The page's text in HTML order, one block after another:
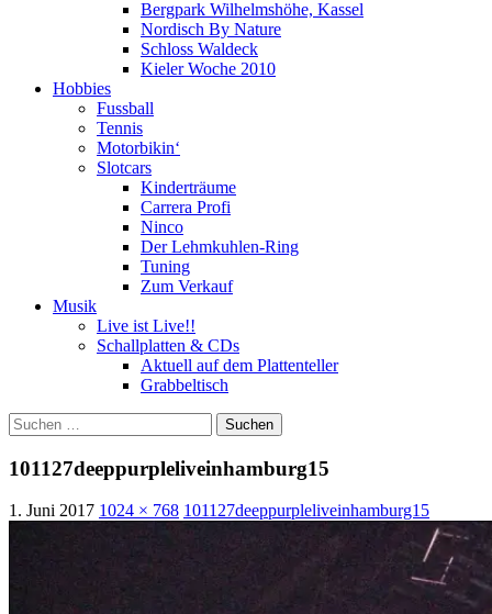
Bergpark Wilhelmshöhe, Kassel
Nordisch By Nature
Schloss Waldeck
Kieler Woche 2010
Hobbies
Fussball
Tennis
Motorbikin‘
Slotcars
Kinderträume
Carrera Profi
Ninco
Der Lehmkuhlen-Ring
Tuning
Zum Verkauf
Musik
Live ist Live!!
Schallplatten & CDs
Aktuell auf dem Plattenteller
Grabbeltisch
Suchen
nach:
101127deeppurpleliveinhamburg15
1. Juni 2017 1024 × 768 101127deeppurpleliveinhamburg15